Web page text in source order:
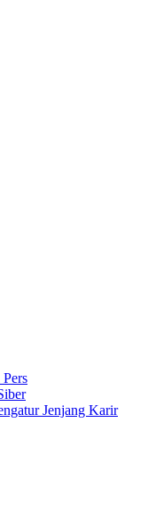
Jenjang Karir